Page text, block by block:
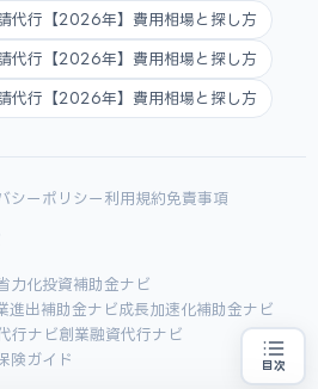
目次
代行【2026年】費用相場と探し方
代行【2026年】費用相場と探し方
代行【2026年】費用相場と探し方
シーポリシー 利用規約免責事項
力化投資補助金ナビ
進出補助金ナビ成長加速化補助金ナビ
行ナビ創業融資代行ナビ
険ガイド